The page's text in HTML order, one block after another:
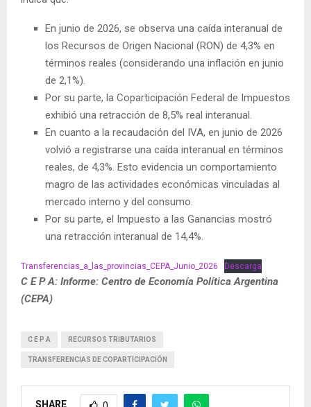
En junio de 2026, se observa una caída interanual de
los Recursos de Origen Nacional (RON) de 4,3% en
términos reales (considerando una inflación en junio
de 2,1%).
Por su parte, la Coparticipación Federal de Impuestos
exhibió una retracción de 8,5% real interanual.
En cuanto a la recaudación del IVA, en junio de 2026
volvió a registrarse una caída interanual en términos
reales, de 4,3%. Esto evidencia un comportamiento
magro de las actividades económicas vinculadas al
mercado interno y del consumo.
Por su parte, el Impuesto a las Ganancias mostró
una retracción interanual de 14,4%.
Transferencias_a_las_provincias_CEPA_Junio_2026 Descarga
C E P A: Informe: Centro de Economía Política Argentina
(CEPA)
C E P A RECURSOS TRIBUTARIOS
TRANSFERENCIAS DE COPARTICIPACIÓN
SHARE